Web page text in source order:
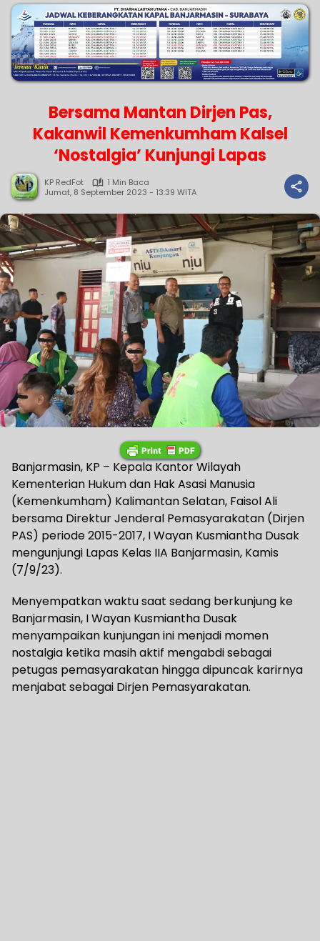
Bersama Mantan Dirjen Pas,
Kakanwil Kemenkumham Kalsel
‘Nostalgia’ Kunjungi Lapas
KP RedFot
1 Min Baca
Jumat, 8 September 2023 - 13:39 WITA
Banjarmasin, KP – Kepala Kantor Wilayah
Kementerian Hukum dan Hak Asasi Manusia
(Kemenkumham) Kalimantan Selatan, Faisol Ali
bersama Direktur Jenderal Pemasyarakatan (Dirjen
PAS) periode 2015-2017, I Wayan Kusmiantha Dusak
mengunjungi Lapas Kelas IIA Banjarmasin, Kamis
(7/9/23).
Menyempatkan waktu saat sedang berkunjung ke
Banjarmasin, I Wayan Kusmiantha Dusak
menyampaikan kunjungan ini menjadi momen
nostalgia ketika masih aktif mengabdi sebagai
petugas pemasyarakatan hingga dipuncak karirnya
menjabat sebagai Dirjen Pemasyarakatan.